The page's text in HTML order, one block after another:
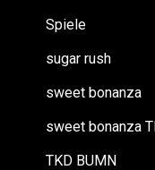
Spiele
sugar rush
sweet bonanza
sweet bonanza
TKD BUMN